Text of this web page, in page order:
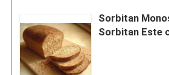
Sorbitan
Sorbitan Este